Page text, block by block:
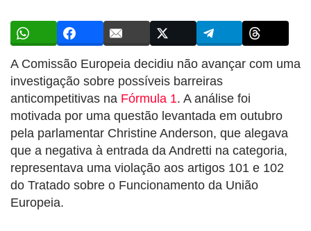
A Comissão Europeia decidiu não avançar com uma
investigação sobre possíveis barreiras
anticompetitivas na Fórmula 1. A análise foi
motivada por uma questão levantada em outubro
pela parlamentar Christine Anderson, que alegava
que a negativa à entrada da Andretti na categoria,
representava uma violação aos artigos 101 e 102
do Tratado sobre o Funcionamento da União
Europeia.